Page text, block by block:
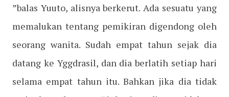
”balas Yuuto, alisnya berkerut. Ada sesuatu yang
memalukan tentang pemikiran digendong oleh
seorang wanita. Sudah empat tahun sejak dia
datang ke Yggdrasil, dan dia berlatih setiap hari
selama empat tahun itu. Bahkan jika dia tidak